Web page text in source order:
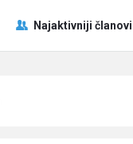
Pitaj
Učene
Najaktivniji članovi